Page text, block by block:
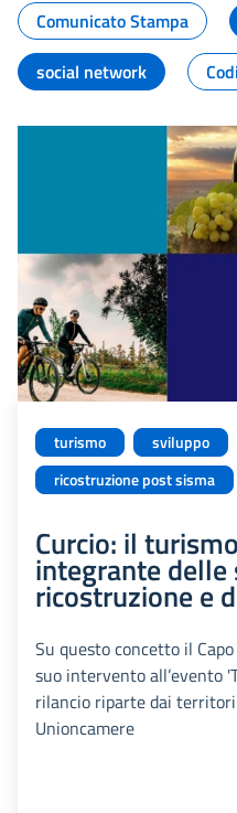
Comunicato Stampa
social network
turismo
sviluppo
ricostruzione post sisma
Curcio: il
integrante
ricostruzione e
Su questo concetto il
suo intervento all’evento
rilancio riparte dai
Unioncamere